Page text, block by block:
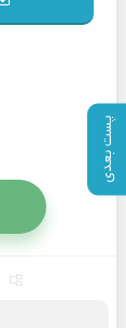
پست بعدی